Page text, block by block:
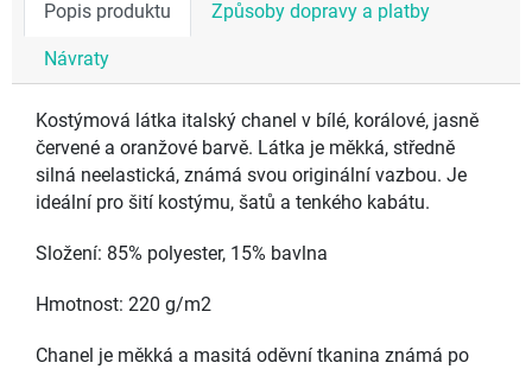
Popis produktu Způsoby dopravy a platby
Návraty
Kostýmová látka italský chanel v bílé, korálové, jasně
červené a oranžové barvě. Látka je měkká, středně
silná neelastická, známá svou originální vazbou. Je
ideální pro šití kostýmu, šatů a tenkého kabátu.
Složení: 85% polyester, 15% bavlna
Hmotnost: 220 g/m2
Chanel je měkká a masitá oděvní tkanina známá po